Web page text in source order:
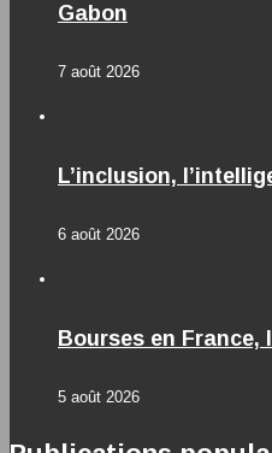
Gabon
7 août 2026
L’inclusion,
6 août 2026
Bourses en France,
5 août 2026